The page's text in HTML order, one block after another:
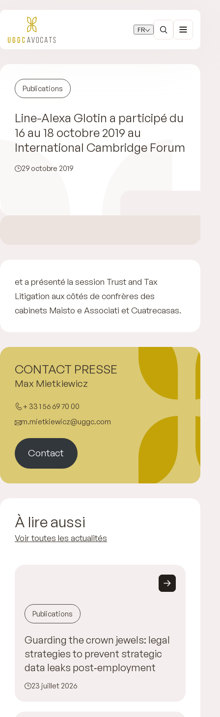
FR
Publications
Line-Alexa Glotin a participé du
16 au 18 octobre 2019 au
International Cambridge Forum
29 octobre 2019
et a présenté la session Trust and Tax
Litigation aux côtés de confrères des
cabinets Maisto e Associati et Cuatrecasas.
Max Mietkiewicz
+ 33 1 56 69 70 00
m.mietkiewicz@uggc.com
Contact
CONTACT PRESSE
À lire aussi
Voir toutes les actualités
Publications
Guarding the crown jewels: legal
strategies to prevent strategic
data leaks post‑employment
23 juillet 2026